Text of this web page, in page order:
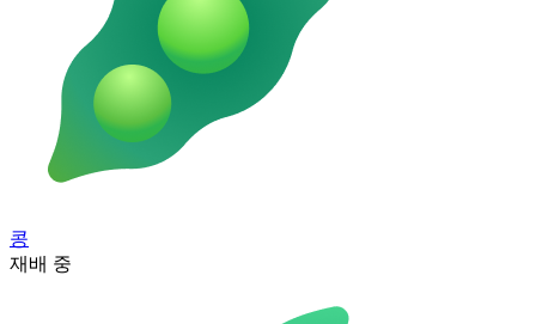
콩
재배 중